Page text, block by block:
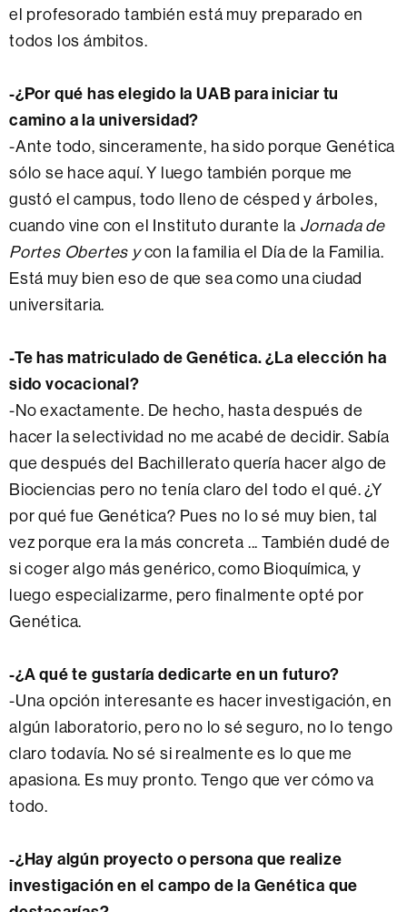
el profesorado también está muy preparado en
todos los ámbitos.
-¿Por qué has elegido la UAB para iniciar tu
camino a la universidad?
-Ante todo, sinceramente, ha sido porque Genética
sólo se hace aquí. Y luego también porque me
gustó el campus, todo lleno de césped y árboles,
cuando vine con el Instituto durante la Jornada de
Portes Obertes ycon la familia el Día de la Familia.
Está muy bien eso de que sea como una ciudad
universitaria.
-Te has matriculado de Genética. ¿La elección ha
sido vocacional?
-No exactamente. De hecho, hasta después de
hacer la selectividad no me acabé de decidir. Sabía
que después del Bachillerato quería hacer algo de
Biociencias pero no tenía claro del todo el qué. ¿Y
por qué fue Genética? Pues no lo sé muy bien, tal
vez porque era la más concreta ... También dudé de
si coger algo más genérico, como Bioquímica, y
luego especializarme, pero finalmente opté por
Genética.
-¿A qué te gustaría dedicarte en un futuro?
-Una opción interesante es hacer investigación, en
algún laboratorio, pero no lo sé seguro, no lo tengo
claro todavía. No sé si realmente es lo que me
apasiona. Es muy pronto. Tengo que ver cómo va
todo.
-¿Hay algún proyecto o persona que realize
investigación en el campo de la Genética que